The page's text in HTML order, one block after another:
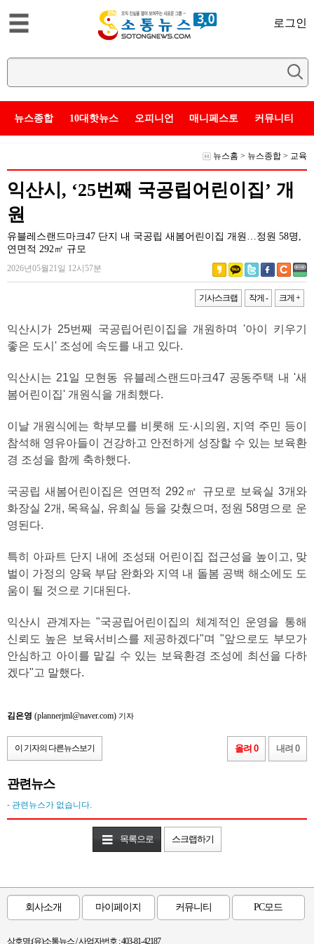
로그인
뉴스종합 10대핫뉴스 오피니언 매니페스토 커뮤니티
뉴스홈 > 뉴스종합 > 교육
익산시, ‘25번째 국공립어린이집’ 개
원
유블레스랜드마크47 단지 내 국공립 새봄어린이집 개원…정원 58명,
연면적 292㎡ 규모
2026년05월21일 12시57분
기사스크랩 작게 - 크게 +
익산시가 25번째 국공립어린이집을 개원하며 '아이 키우기
좋은 도시' 조성에 속도를 내고 있다.
익산시는 21일 모현동 유블레스랜드마크47 공동주택 내 '새
봄어린이집' 개원식을 개최했다.
이날 개원식에는 학부모를 비롯해 도·시의원, 지역 주민 등이
참석해 영유아들이 건강하고 안전하게 성장할 수 있는 보육환
경 조성을 함께 축하했다.
국공립 새봄어린이집은 연면적 292㎡ 규모로 보육실 3개와
화장실 2개, 목욕실, 유희실 등을 갖췄으며, 정원 58명으로 운
영된다.
특히 아파트 단지 내에 조성돼 어린이집 접근성을 높이고, 맞
벌이 가정의 양육 부담 완화와 지역 내 돌봄 공백 해소에도 도
움이 될 것으로 기대된다.
익산시 관계자는 "국공립어린이집의 체계적인 운영을 통해
신뢰도 높은 보육서비스를 제공하겠다"며 "앞으로도 부모가
안심하고 아이를 맡길 수 있는 보육환경 조성에 최선을 다하
겠다"고 말했다.
김은영 (plannerjml@naver.com) 기자
이 기자의 다른뉴스보기 올려 0 내려 0
관련뉴스
- 관련뉴스가 없습니다.
목록으로 스크랩하기
회사소개 마이페이지 커뮤니티 PC모드
상호명:(유)소통뉴스 / 사업자번호 : 403-81-42187